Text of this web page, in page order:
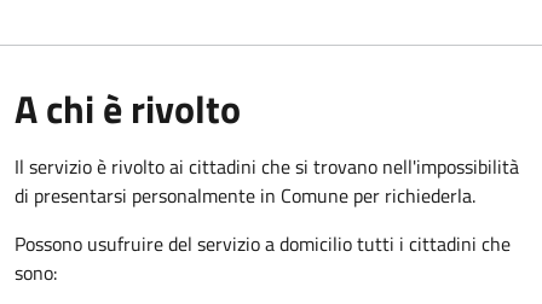
A chi è rivolto
Il servizio è rivolto ai cittadini che si trovano nell'impossibilità
di presentarsi personalmente in Comune per richiederla.
Possono usufruire del servizio a domicilio tutti i cittadini che
sono: